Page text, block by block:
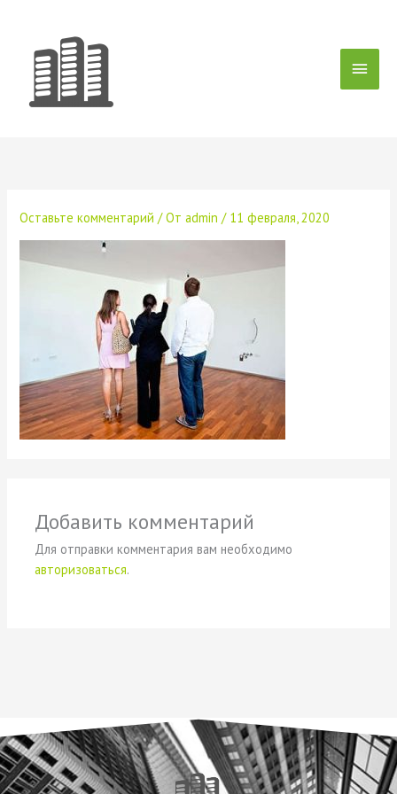
содержимому
Оставьте комментарий / Отadmin/ 11 февраля, 2020
Добавить комментарий
Для отправки комментария вам необходимо
авторизоваться.